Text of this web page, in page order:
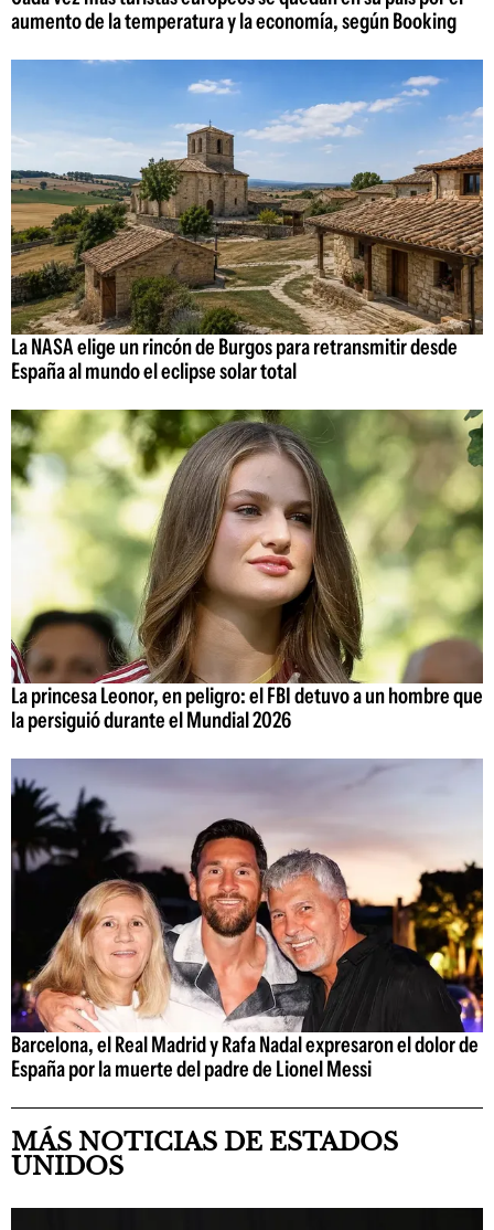
aumento de la temperatura y la economía, según Booking
La NASA elige un rincón de Burgos para retransmitir desde
España al mundo el eclipse solar total
La princesa Leonor, en peligro: el FBI detuvo a un hombre que
la persiguió durante el Mundial 2026
Barcelona, el Real Madrid y Rafa Nadal expresaron el dolor de
España por la muerte del padre de Lionel Messi
MÁS NOTICIAS DE ESTADOS
UNIDOS